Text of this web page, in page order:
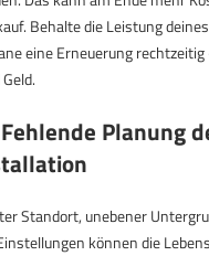
Behalte die Leistung
eine Erneuerung
Planung
Standort, unebener
können die